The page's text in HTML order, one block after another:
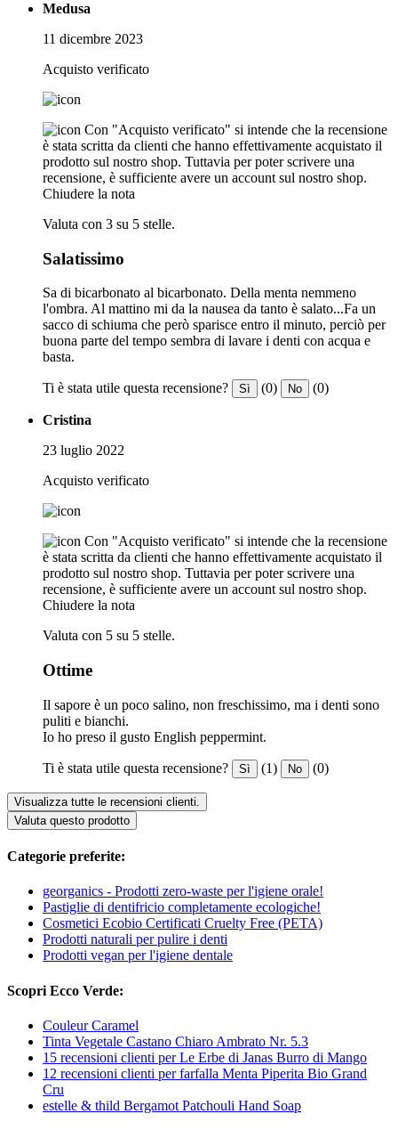
Medusa
11 dicembre 2023
Acquisto verificato
Con "Acquisto verificato" si intende che la recensione
è stata scritta da clienti che hanno effettivamente acquistato il
prodotto sul nostro shop. Tuttavia per poter scrivere una
recensione, è sufficiente avere un account sul nostro shop.
Chiudere la nota
Valuta con 3 su 5 stelle.
Salatissimo
Sa di bicarbonato al bicarbonato. Della menta nemmeno
l'ombra. Al mattino mi da la nausea da tanto è salato...Fa un
sacco di schiuma che però sparisce entro il minuto, perciò per
buona parte del tempo sembra di lavare i denti con acqua e
basta.
Ti è stata utile questa recensione? Sì (0) No (0)
Cristina
23 luglio 2022
Acquisto verificato
Con "Acquisto verificato" si intende che la recensione
è stata scritta da clienti che hanno effettivamente acquistato il
prodotto sul nostro shop. Tuttavia per poter scrivere una
recensione, è sufficiente avere un account sul nostro shop.
Chiudere la nota
Valuta con 5 su 5 stelle.
Ottime
Il sapore è un poco salino, non freschissimo, ma i denti sono
puliti e bianchi.
Io ho preso il gusto English peppermint.
Ti è stata utile questa recensione? Sì (1) No (0)
Visualizza tutte le recensioni clienti.
Valuta questo prodotto
Categorie preferite:
georganics - Prodotti zero-waste per l'igiene orale!
Pastiglie di dentifricio completamente ecologiche!
Cosmetici Ecobio Certificati Cruelty Free (PETA)
Prodotti naturali per pulire i denti
Prodotti vegan per l'igiene dentale
Scopri Ecco Verde:
Couleur Caramel
Tinta Vegetale Castano Chiaro Ambrato Nr. 5.3
15 recensioni clienti per Le Erbe di Janas Burro di Mango
12 recensioni clienti per farfalla Menta Piperita Bio Grand
Cru
estelle & thild Bergamot Patchouli Hand Soap